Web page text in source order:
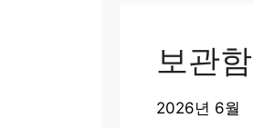
보관함
2026년 6월